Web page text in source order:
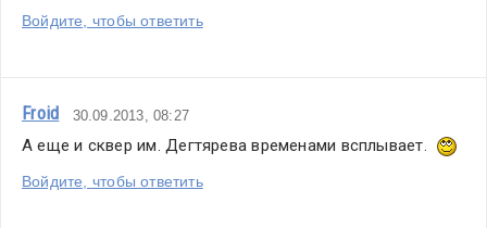
Войдите, чтобы ответить
Froid 30.09.2013, 08:27
А еще и сквер им. Дегтярева временами всплывает.
Войдите, чтобы ответить